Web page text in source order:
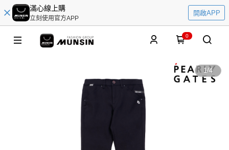
滿心線上購
立刻使用官方APP
開啟APP
0
1/4